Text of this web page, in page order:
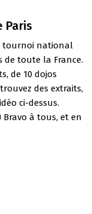
Paris
tournoi national
de toute la France.
de 10 dojos
des extraits,
ci-dessus.
à tous, et en